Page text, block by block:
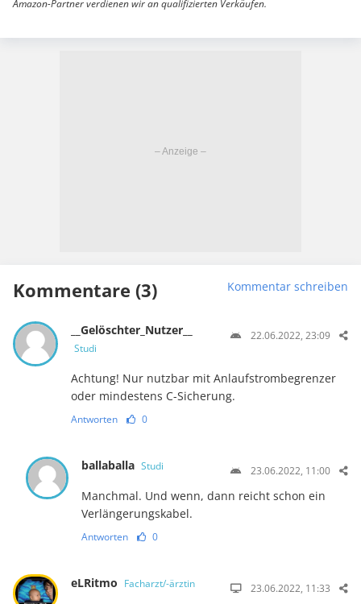
Amazon-Partner verdienen wir an qualifizierten Verkäufen.
Kommentare (3) Kommentar schreiben
__Gelöschter_Nutzer__
Studi
22.06.2022, 23:09
Achtung! Nur nutzbar mit Anlaufstrombegrenzer
oder mindestens C-Sicherung.
Antworten 0
ballaballa Studi 23.06.2022, 11:00
Manchmal. Und wenn, dann reicht schon ein
Verlängerungskabel.
Antworten 0
eLRitmo Facharzt/-ärztin 23.06.2022, 11:33